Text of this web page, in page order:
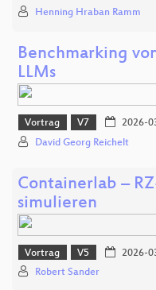
Henning Hraban Ramm
Benchmarking
LLMs
Vortrag V7 2026-
David Georg Reichelt
Containerlab –
simulieren
Vortrag V5 2026-
Robert Sander